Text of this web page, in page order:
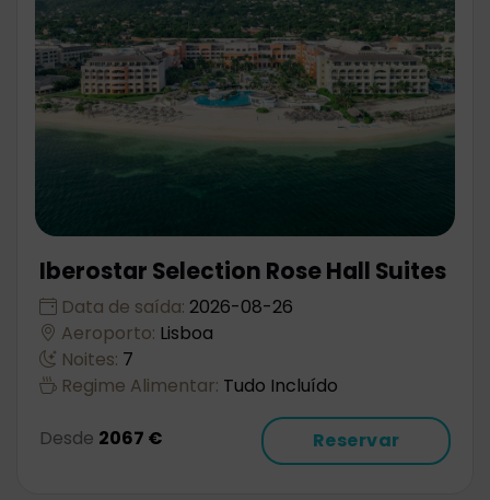
Iberostar Selection Rose Hall Suites
Data de saída: 2026-08-26
Aeroporto: Lisboa
Noites: 7
Regime Alimentar: Tudo Incluído
Desde 2067 € Reservar